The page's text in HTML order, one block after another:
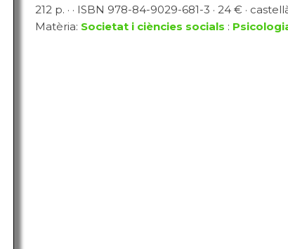
212 p. · · ISBN 978-84-9029-681-3 · 24 € ·
Matèria: Societat i ciències socials :